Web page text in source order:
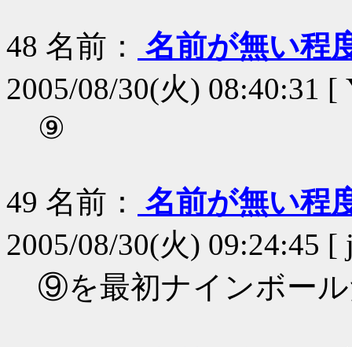
48 名前：
名前が無い程
2005/08/30(火) 08:40:31 [
⑨
49 名前：
名前が無い程
2005/08/30(火) 09:24:45 [
⑨を最初ナインボー